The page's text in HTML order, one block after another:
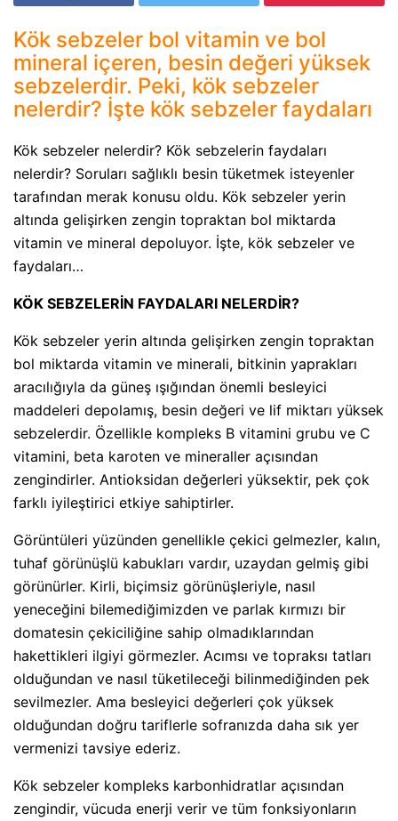
Kök sebzeler bol vitamin ve bol
mineral içeren, besin değeri yüksek
sebzelerdir. Peki, kök sebzeler
nelerdir? İşte kök sebzeler faydaları
Kök sebzeler nelerdir? Kök sebzelerin faydaları
nelerdir? Soruları sağlıklı besin tüketmek isteyenler
tarafından merak konusu oldu. Kök sebzeler yerin
altında gelişirken zengin topraktan bol miktarda
vitamin ve mineral depoluyor. İşte, kök sebzeler ve
faydaları…
KÖK SEBZELERİN FAYDALARI NELERDİR?
Kök sebzeler yerin altında gelişirken zengin topraktan
bol miktarda vitamin ve minerali, bitkinin yaprakları
aracılığıyla da güneş ışığından önemli besleyici
maddeleri depolamış, besin değeri ve lif miktarı yüksek
sebzelerdir. Özellikle kompleks B vitamini grubu ve C
vitamini, beta karoten ve mineraller açısından
zengindirler. Antioksidan değerleri yüksektir, pek çok
farklı iyileştirici etkiye sahiptirler.
Görüntüleri yüzünden genellikle çekici gelmezler, kalın,
tuhaf görünüşlü kabukları vardır, uzaydan gelmiş gibi
görünürler. Kirli, biçimsiz görünüşleriyle, nasıl
yeneceğini bilemediğimizden ve parlak kırmızı bir
domatesin çekiciliğine sahip olmadıklarından
hakettikleri ilgiyi görmezler. Acımsı ve topraksı tatları
olduğundan ve nasıl tüketileceği bilinmediğinden pek
sevilmezler. Ama besleyici değerleri çok yüksek
olduğundan doğru tariflerle sofranızda daha sık yer
vermenizi tavsiye ederiz.
Kök sebzeler kompleks karbonhidratlar açısından
zengindir, vücuda enerji verir ve tüm fonksiyonların